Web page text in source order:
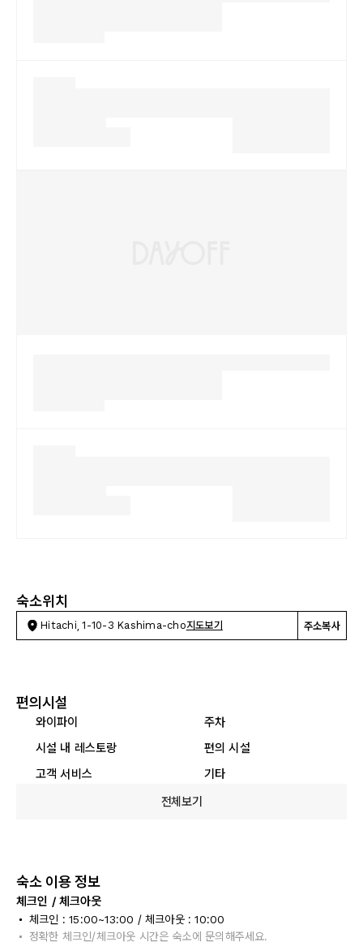
숙소위치
Hitachi, 1-10-3 Kashima-cho지도보기 주소복사
편의시설
와이파이
주차
시설 내 레스토랑
편의 시설
고객 서비스
기타
전체보기
숙소 이용 정보
체크인 / 체크아웃
체크인 : 15:00~13:00 / 체크아웃 : 10:00
정확한 체크인/체크아웃 시간은 숙소에 문의해주세요.